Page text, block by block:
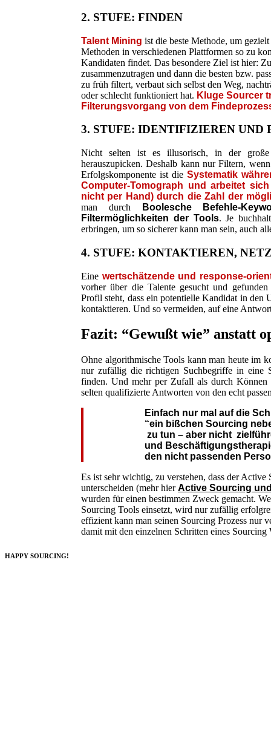
2. STUFE: FINDEN
Talent Mining ist die beste Methode, um
Methoden in verschiedenen Plattformen so zu
Kandidaten findet. Das besondere Ziel ist hier:
zusammenzutragen und dann die besten bzw.
zu früh filtert, verbaut sich selbst den Weg,
oder schlecht funktioniert hat. Kluge Sourcer
Filterungsvorgang von dem
3. STUFE: IDENTIFIZIEREN UND
Nicht selten ist es illusorisch, in der große
herauszupicken. Deshalb kann nur Filtern,
Erfolgskomponente ist die Systematik
Computer-Tomograph und arbeitet
nicht per Hand) durch die Zahl der
man durch
Boolesche Befehle-
Filtermöglichkeiten der Tools. Je
erbringen, um so sicherer kann man sein, auch
4. STUFE: KONTAKTIEREN,
Eine wertschätzende und response-
vorher über die Talente gesucht und
Profil steht, dass ein potentielle Kandidat in den
kontaktieren. Und so vermeiden, auf eine
Fazit: “Gewußt wie” anstatt
Ohne algorithmische Tools kann man heute im
nur zufällig die richtigen Suchbegriffe in eine
finden. Und mehr per Zufall als durch Können
selten qualifizierte Antworten von den echt
Einfach nur mal auf die
“ein bißchen Sourcing
zu tun – aber nicht
und
den nicht passenden
Es ist sehr wichtig, zu verstehen, dass der
unterscheiden (mehr hierActive Sourcing
wurden für einen bestimmen Zweck gemacht.
Sourcing Tools einsetzt, wird nur zufällig
effizient kann man seinen Sourcing Prozess nur
damit mit den einzelnen Schritten eines
HAPPY SOURCING!